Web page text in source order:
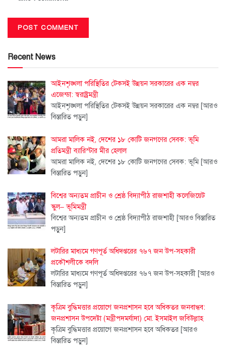
Recent News
আইনশৃঙ্খলা পরিস্থিতির টেকসই উন্নয়ন সরকারের এক নম্বর
এজেন্ডা: স্বরাষ্ট্রমন্ত্রী
আইনশৃঙ্খলা পরিস্থিতির টেকসই উন্নয়ন সরকারের এক নম্বর [আরও
বিস্তারিত পড়ুন]
আমরা মালিক নই, দেশের ১৮ কোটি জনগণের সেবক: ভূমি
প্রতিমন্ত্রী ব্যারিস্টার মীর হেলাল
আমরা মালিক নই, দেশের ১৮ কোটি জনগণের সেবক: ভূমি [আরও
বিস্তারিত পড়ুন]
বিশ্বের অন্যতম প্রাচীন ও শ্রেষ্ঠ বিদ্যাপীঠ রাজশাহী কলেজিয়েট
স্কুল– ভূমিমন্ত্রী
বিশ্বের অন্যতম প্রাচীন ও শ্রেষ্ঠ বিদ্যাপীঠ রাজশাহী [আরও বিস্তারিত
পড়ুন]
লটারির মাধ্যমে গণপূর্ত অধিদপ্তরের ৭৬৭ জন উপ-সহকারী
প্রকৌশলীকে বদলি
লটারির মাধ্যমে গণপূর্ত অধিদপ্তরের ৭৬৭ জন উপ-সহকারী [আরও
বিস্তারিত পড়ুন]
কৃত্রিম বুদ্ধিমত্তার প্রয়োগে জনপ্রশাসন হবে অধিকতর জনবান্ধব:
জনপ্রশাসন উপদেষ্টা (মন্ত্রীপদমর্যাদা) মো. ইসমাইল জবিউল্লাহ
কৃত্রিম বুদ্ধিমত্তার প্রয়োগে জনপ্রশাসন হবে অধিকতর [আরও
বিস্তারিত পড়ুন]